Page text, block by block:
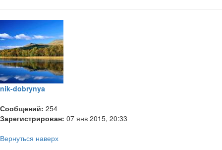
nik-dobrynya
Сообщений: 254
Зарегистрирован: 07 янв 2015, 20:33
Вернуться наверх